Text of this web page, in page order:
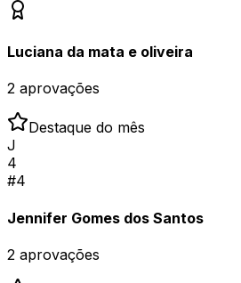
Luciana da mata e oliveira
2 aprovações
Destaque do mês
J
4
#4
Jennifer Gomes dos Santos
2 aprovações